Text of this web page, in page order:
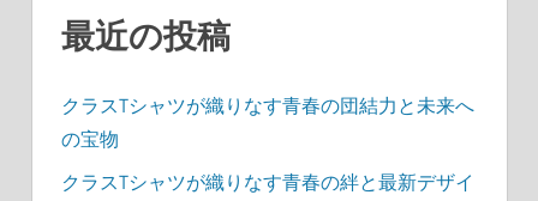
送最近の投稿
クラスTシャツが織りなす青春の団結力と未来へ
の宝物
クラスTシャツが織りなす青春の絆と最新デザイ